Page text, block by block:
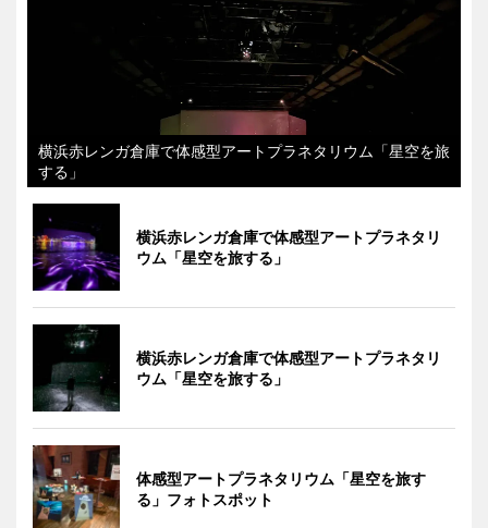
横浜赤レンガ倉庫で体感型アートプラネタリウム「星空を旅
する」
横浜赤レンガ倉庫で体感型アートプラネタリ
ウム「星空を旅する」
横浜赤レンガ倉庫で体感型アートプラネタリ
ウム「星空を旅する」
体感型アートプラネタリウム「星空を旅す
る」フォトスポット